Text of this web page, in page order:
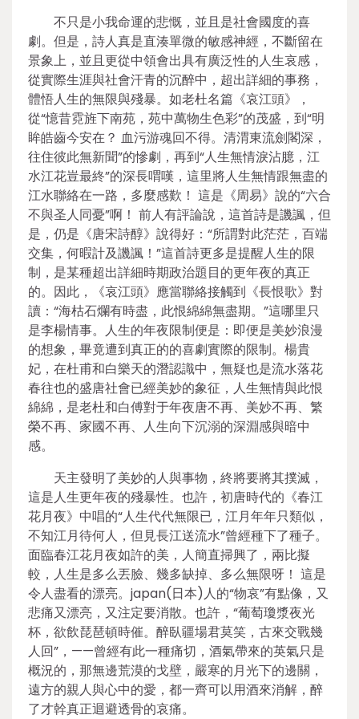
不只是小我命運的悲慨，並且是社會國度的喜
劇。但是，詩人真是直湊單微的敏感神經，不斷留在
景象上，並且更從中領會出具有廣泛性的人生哀感，
從實際生涯與社會汗青的沉醉中，超出詳細的事務，
體悟人生的無限與殘暴。如老杜名篇《哀江頭》，
從“憶昔霓旌下南苑，苑中萬物生色彩”的茂盛，到“明
眸皓齒今安在？ 血污游魂回不得。清渭東流劍閣深，
往住彼此無新聞”的慘劇，再到“人生無情淚沾臆，江
水江花豈最終”的深長喟嘆，這里將人生無情跟無盡的
江水聯絡在一路，多麼感歎！ 這是《周易》說的“六合
不與圣人同憂”啊！ 前人有評論說，這首詩是譏諷，但
是，仍是《唐宋詩醇》說得好：“所謂對此茫茫，百端
交集，何暇計及譏諷！”這首詩更多是提醒人生的限
制，是某種超出詳細時期政治題目的更年夜的真正
的。因此，《哀江頭》應當聯絡接觸到《長恨歌》對
讀：“海枯石爛有時盡，此恨綿綿無盡期。”這哪里只
是李楊情事。人生的年夜限制便是：即便是美妙浪漫
的想象，畢竟遭到真正的的喜劇實際的限制。楊貴
妃，在杜甫和白樂天的潛認識中，無疑也是流水落花
春往也的盛唐社會已經美妙的象征，人生無情與此恨
綿綿，是老杜和白傅對于年夜唐不再、美妙不再、繁
榮不再、家國不再、人生向下沉溺的深淵感與暗中
感。
天主發明了美妙的人與事物，終將要將其撲滅，
這是人生更年夜的殘暴性。也許，初唐時代的《春江
花月夜》中唱的“人生代代無限已，江月年年只類似，
不知江月待何人，但見長江送流水”曾經種下了種子。
面臨春江花月夜如許的美，人簡直掃興了，兩比擬
較，人生是多么丟臉、幾多缺掉、多么無限呀！ 這是
令人盡看的漂亮。japan(日本)人的“物哀”有點像，又
悲痛又漂亮，又注定要消散。也許，“葡萄瓊漿夜光
杯，欲飲琵琶頓時催。醉臥疆場君莫笑，古來交戰幾
人回”，——曾經有此一種痛切，酒氣帶來的英氣只是
概況的，那無邊荒漠的戈壁，嚴寒的月光下的邊關，
遠方的親人與心中的愛，都一齊可以用酒來消解，醉
了才幹真正迴避透骨的哀痛。